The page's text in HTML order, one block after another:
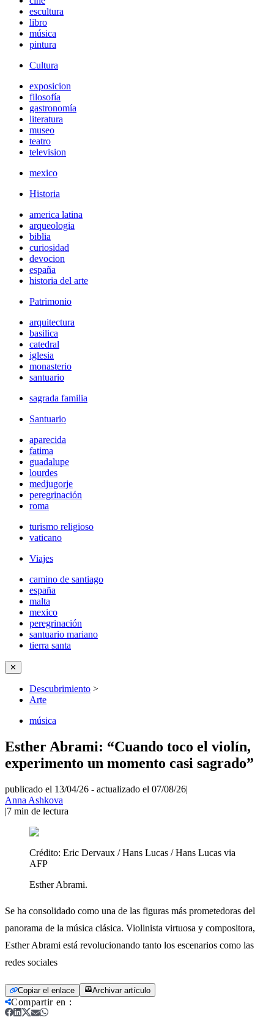
escultura
libro
música
pintura
Cultura
exposicion
filosofía
gastronomía
literatura
museo
teatro
television
mexico
Historia
america latina
arqueologia
biblia
curiosidad
devocion
españa
historia del arte
Patrimonio
arquitectura
basilica
catedral
iglesia
monasterio
santuario
sagrada familia
Santuario
aparecida
fatima
guadalupe
lourdes
medjugorje
peregrinación
roma
turismo religioso
vaticano
Viajes
camino de santiago
españa
malta
mexico
peregrinación
santuario mariano
tierra santa
✕
Descubrimiento >
Arte
música
Esther Abrami: “Cuando toco el violín,
experimento un momento casi sagrado”
publicado el 13/04/26 - actualizado el 07/08/26|
Anna Ashkova
|7 min de lectura
Crédito: Eric Dervaux / Hans Lucas / Hans Lucas via
AFP
Esther Abrami.
Se ha consolidado como una de las figuras más prometedoras del
panorama de la música clásica. Violinista virtuosa y compositora,
Esther Abrami está revolucionando tanto los escenarios como las
redes sociales
Copiar el enlace Archivar artículo
Compartir en :